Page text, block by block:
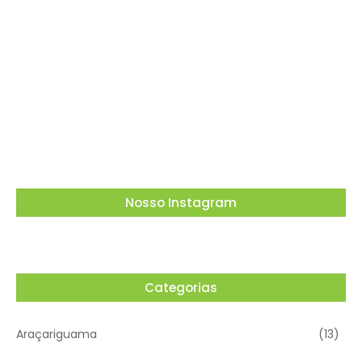
Nosso Instagram
Categorias
Araçariguama
(13)